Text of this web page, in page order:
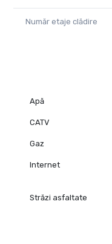
Număr etaje clădire
Apă
CATV
Gaz
Internet
Străzi asfaltate